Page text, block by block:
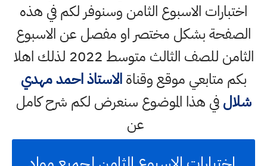
اختبارات الاسبوع الثامن وسنوفر لكم في هذه
الصفحة بشكل مختصر او مفصل عن الاسبوع
الثامن للصف الثالث متوسط 2022 لذلك اهلا
بكم متابعي موقع وقناةالاستاذ احمد مهدي
شلالفي هذا الموضوع سنعرض لكم شرح كامل
عن